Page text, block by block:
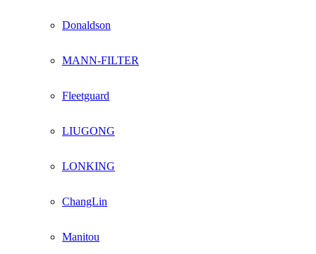
Donaldson
MANN-FILTER
Fleetguard
LIUGONG
LONKING
ChangLin
Manitou